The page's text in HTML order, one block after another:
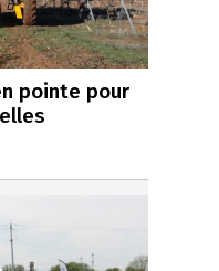
pointe pour